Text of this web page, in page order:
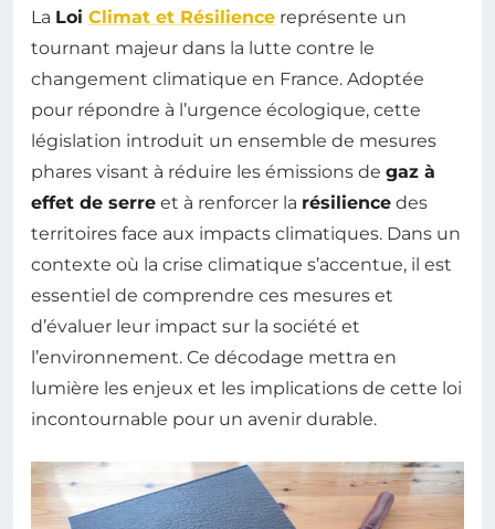
La Loi Climat et Résilience représente un
tournant majeur dans la lutte contre le
changement climatique en France. Adoptée
pour répondre à l’urgence écologique, cette
législation introduit un ensemble de mesures
phares visant à réduire les émissions de gaz à
effet de serre et à renforcer la résilience des
territoires face aux impacts climatiques. Dans un
contexte où la crise climatique s’accentue, il est
essentiel de comprendre ces mesures et
d’évaluer leur impact sur la société et
l’environnement. Ce décodage mettra en
lumière les enjeux et les implications de cette loi
incontournable pour un avenir durable.